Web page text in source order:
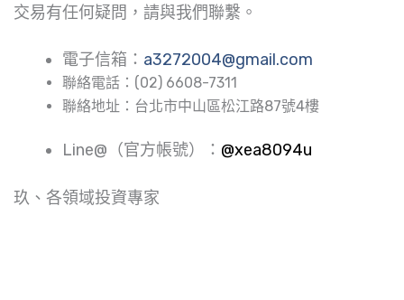
交易有任何疑問，請與我們聯繫。
電子信箱： a3272004@gmail.com
聯絡電話：(02) 6608-7311
聯絡地址：台北市中山區松江路87號4樓
Line@（官方帳號）： @xea8094u
玖、各領域投資專家